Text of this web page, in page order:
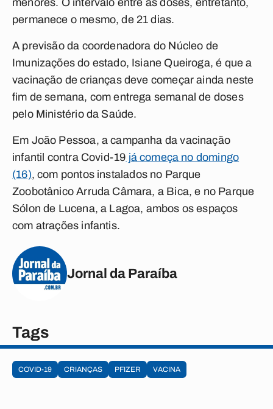
menores. O intervalo entre as doses, entretanto,
permanece o mesmo, de 21 dias.
A previsão da coordenadora do Núcleo de
Imunizações do estado, Isiane Queiroga, é que a
vacinação de crianças deve começar ainda neste
fim de semana, com entrega semanal de doses
pelo Ministério da Saúde.
Em João Pessoa, a campanha da vacinação
infantil contra Covid-19 já começa no domingo
(16), com pontos instalados no Parque
Zoobotânico Arruda Câmara, a Bica, e no Parque
Sólon de Lucena, a Lagoa, ambos os espaços
com atrações infantis.
Jornal da Paraíba
Tags
COVID-19 CRIANÇAS PFIZER VACINA